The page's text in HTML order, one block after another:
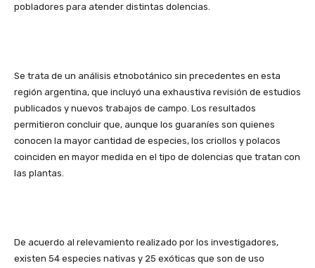
pobladores para atender distintas dolencias.
Se trata de un análisis etnobotánico sin precedentes en esta
región argentina, que incluyó una exhaustiva revisión de estudios
publicados y nuevos trabajos de campo. Los resultados
permitieron concluir que, aunque los guaraníes son quienes
conocen la mayor cantidad de especies, los criollos y polacos
coinciden en mayor medida en el tipo de dolencias que tratan con
las plantas.
De acuerdo al relevamiento realizado por los investigadores,
existen 54 especies nativas y 25 exóticas que son de uso